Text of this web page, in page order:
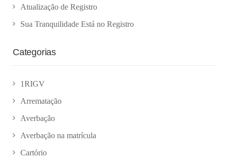
Atualização de Registro
Sua Tranquilidade Está no Registro
Categorias
1RIGV
Arrematação
Averbação
Averbação na matrícula
Cartório